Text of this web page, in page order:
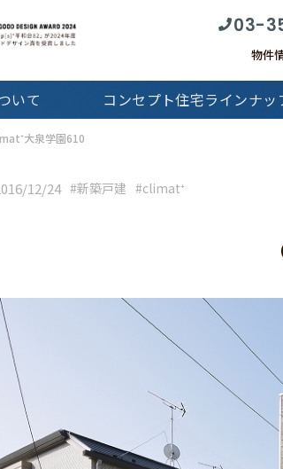
03-
物件
いて コンセプト住宅ラインナッ
コンセプト住宅
インナップTOP
マルジェの
サービス
大泉学園610
12/24 #新築戸建 #climat⁺